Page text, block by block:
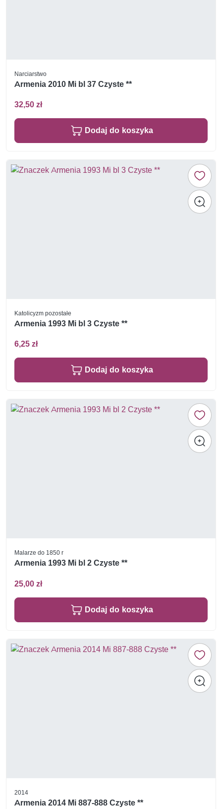
Narciarstwo
Armenia 2010 Mi bl 37 Czyste **
32,50 zł
Dodaj do koszyka
Katolicyzm pozostałe
Armenia 1993 Mi bl 3 Czyste **
6,25 zł
Dodaj do koszyka
Malarze do 1850 r
Armenia 1993 Mi bl 2 Czyste **
25,00 zł
Dodaj do koszyka
2014
Armenia 2014 Mi 887-888 Czyste **